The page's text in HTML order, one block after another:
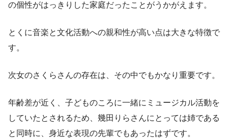
の個性がはっきりした家庭だったことがうかがえます。
とくに音楽と文化活動への親和性が高い点は大きな特徴で
す。
次女のさくらさんの存在は、その中でもかなり重要です。
年齢差が近く、子どものころに一緒にミュージカル活動を
していたとされるため、幾田りらさんにとっては姉である
と同時に、身近な表現の先輩でもあったはずです。